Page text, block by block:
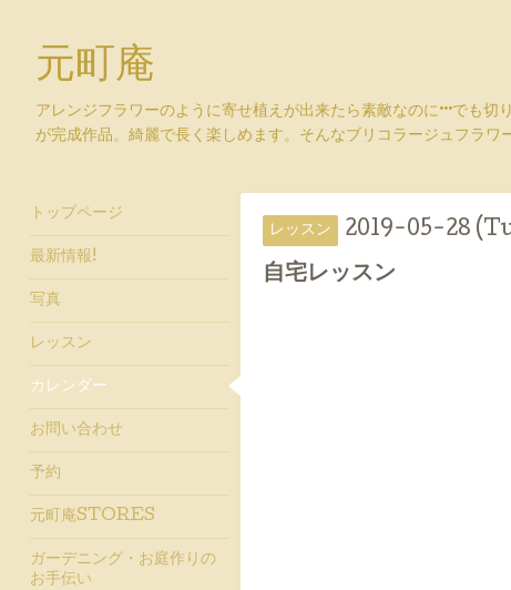
元町庵
アレンジフラワーのように寄せ植えが出来たら素敵なのに···でも
が完成作品。綺麗で長く楽しめます。そんなブリコラージュフラワ
レッスン 2019-05-28
自宅レッスン
トップページ
最新情報!
写真
レッスン
カレンダー
お問い合わせ
予約
元町庵STORES
ガーデニング・お庭作りの
お手伝い